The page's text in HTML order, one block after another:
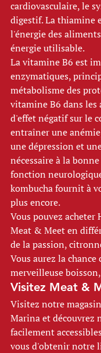
cardiovasculaire, le
digestif. La thiamine
l'énergie des
énergie utilisable.
La vitamine B6 est
enzymatiques,
métabolisme des
vitamine B6 dans les
d'effet négatif sur le
entraîner une
une dépression et
nécessaire à la
fonction
kombucha fournit à
plus encore.
Vous pouvez acheter
Meat & Meet en
de la passion,
Vous aurez la
merveilleuse
Visitez Meat &
Visitez notre
Marina et découvrez
facilement
vous d'obtenir notre